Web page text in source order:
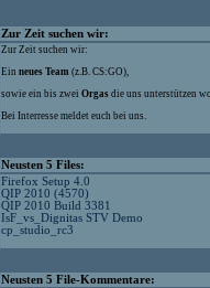
Zur Zeit suchen wir:
Zur Zeit suchen wir:
Ein neues Team (z.B. CS:GO),
sowie ein bis zwei Orgas die uns unterstützen
Bei Interresse meldet euch bei uns.
Neusten 5 Files:
Firefox Setup 4.0
QIP 2010 (4570)
QIP 2010 Build 3381
IsF_vs_Dignitas STV Demo
cp_studio_rc3
Neusten 5 File-Kommentare: